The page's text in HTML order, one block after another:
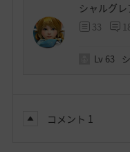
シャルグレ
33
Lv 63
コメント 1